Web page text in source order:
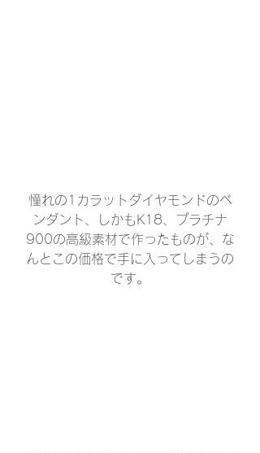
憧れの1カラットダイヤモンドのペ
ンダント、しかもK18、プラチナ
900の高級素材で作ったものが、な
んとこの価格で手に入ってしまうの
です。